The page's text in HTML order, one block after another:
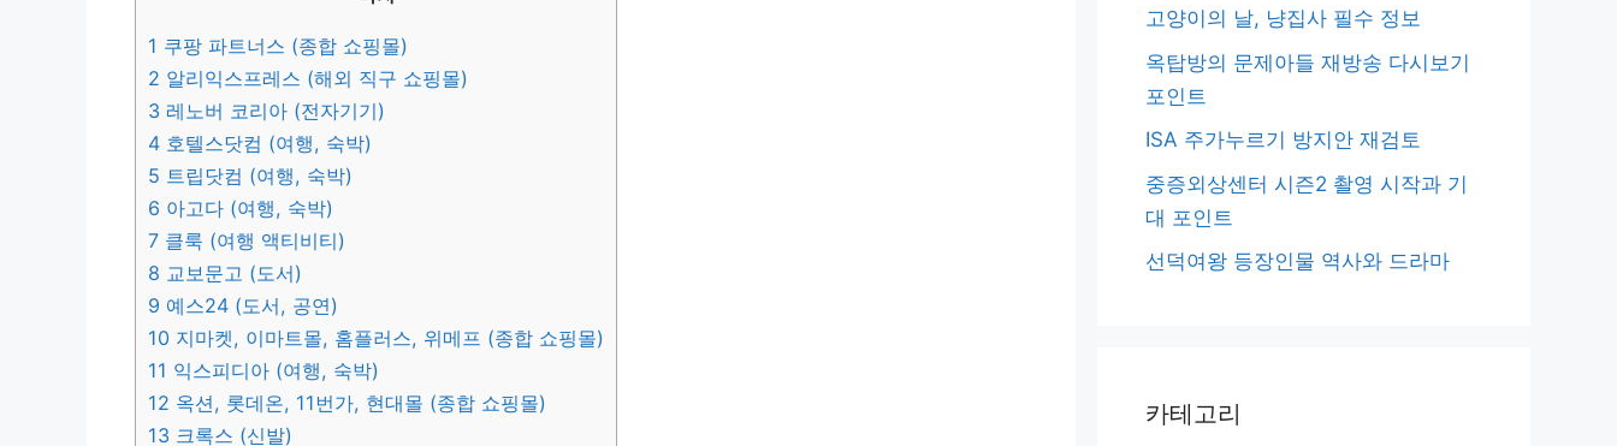
1 쿠팡 파트너스 (종합 쇼핑몰)
2 알리익스프레스 (해외 직구 쇼핑몰)
3 레노버 코리아 (전자기기)
4 호텔스닷컴 (여행, 숙박)
5 트립닷컴 (여행, 숙박)
6 아고다 (여행, 숙박)
7 클룩 (여행 액티비티)
8 교보문고 (도서)
9 예스24 (도서, 공연)
10 지마켓, 이마트몰, 홈플러스, 위메프 (종합 쇼핑몰)
11 익스피디아 (여행, 숙박)
12 옥션, 롯데온, 11번가, 현대몰 (종합 쇼핑몰)
13 크록스 (신발)
고양이의 날, 냥집사 필수 정보
옥탑방의 문제아들 재방송 다시보기
포인트
ISA 주가누르기 방지안 재검토
중증외상센터 시즌2 촬영 시작과 기
대 포인트
선덕여왕 등장인물 역사와 드라마
카테고리